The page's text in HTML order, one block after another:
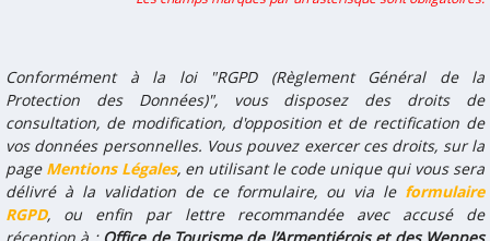
Conformément à la loi "RGPD (Règlement Général de la
Protection des Données)", vous disposez des droits de
consultation, de modification, d'opposition et de rectification de
vos données personnelles. Vous pouvez exercer ces droits, sur la
page Mentions Légales, en utilisant le code unique qui vous sera
délivré à la validation de ce formulaire, ou via le formulaire
RGPD, ou enfin par lettre recommandée avec accusé de